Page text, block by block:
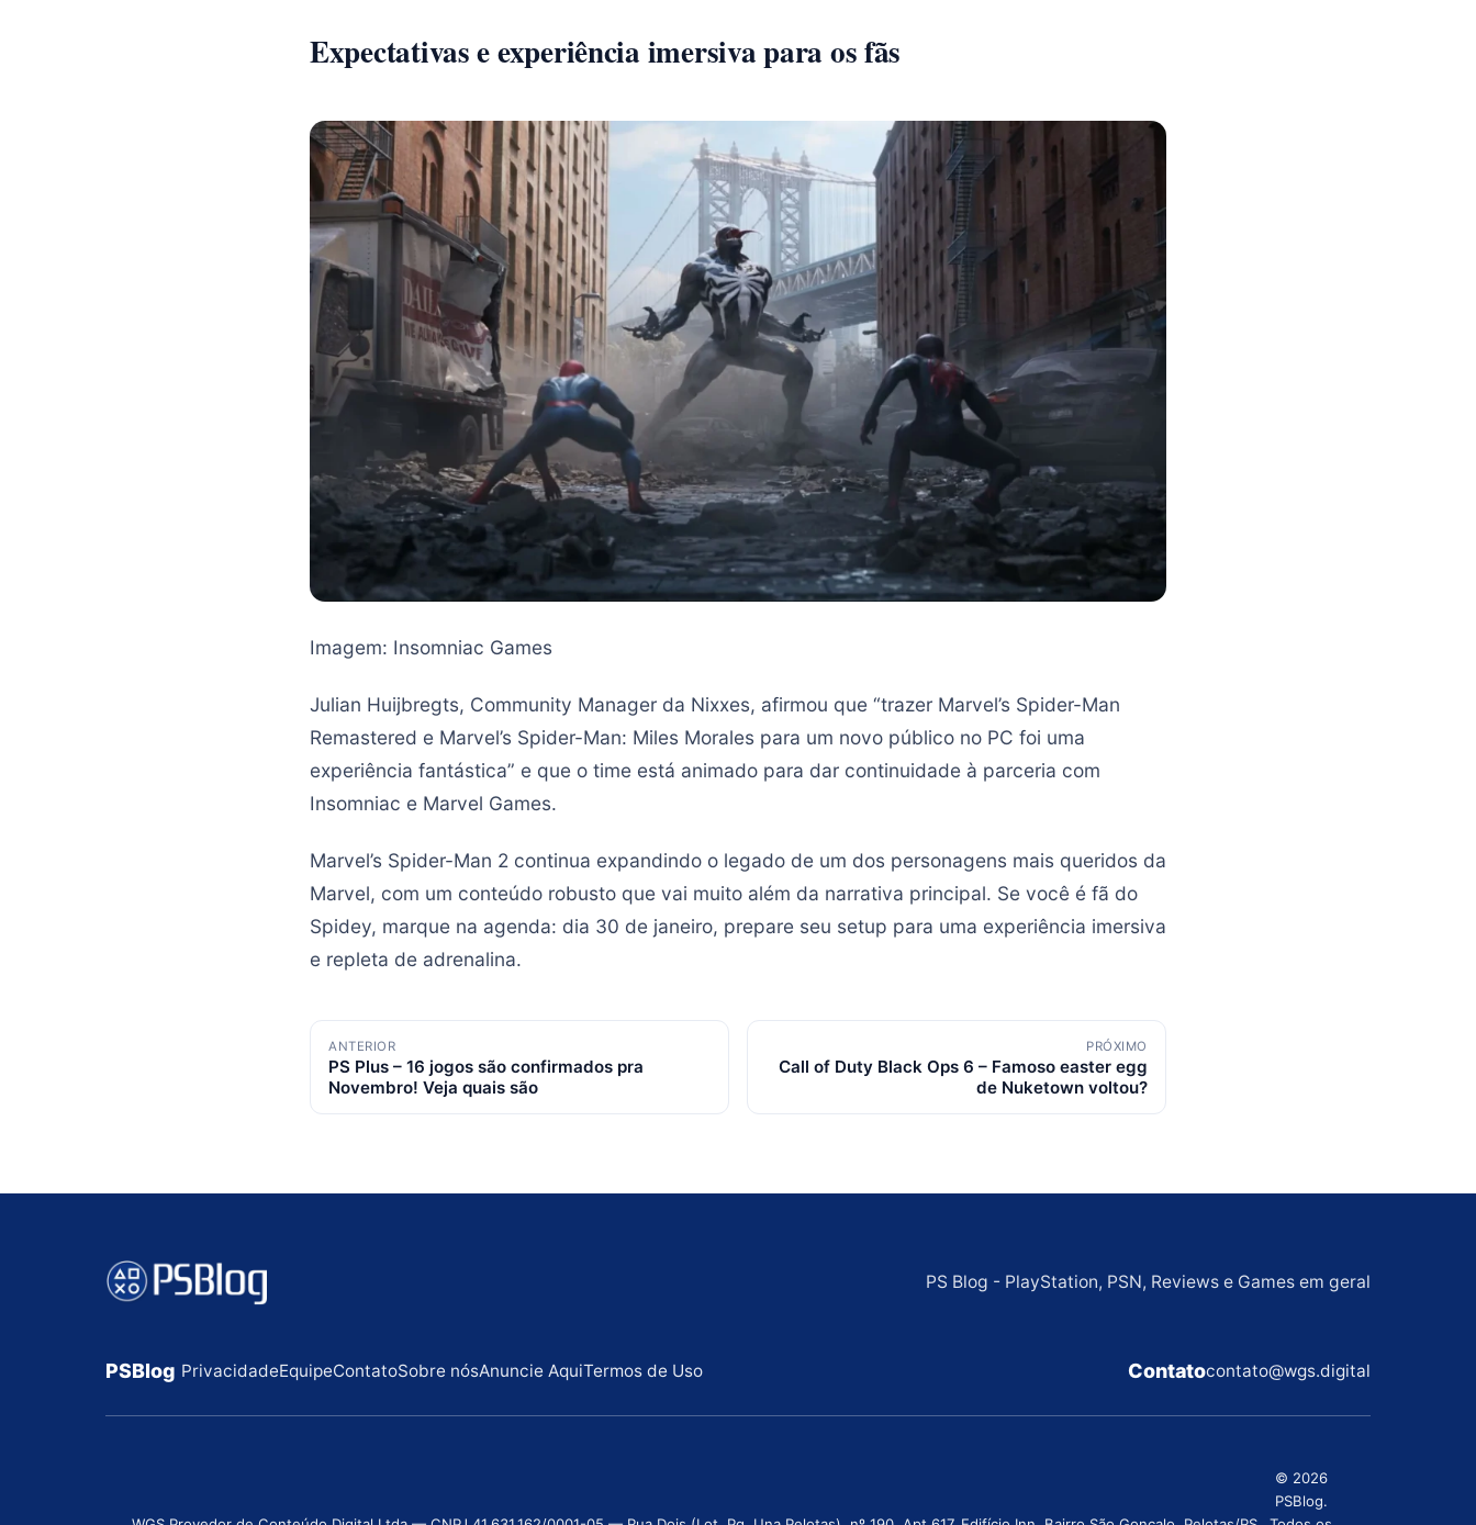
Expectativas e experiência imersiva para os fãs
Imagem: Insomniac Games
Julian Huijbregts, Community Manager da Nixxes, afirmou que “trazer Marvel’s Spider-Man
Remastered e Marvel’s Spider-Man: Miles Morales para um novo público no PC foi uma
experiência fantástica” e que o time está animado para dar continuidade à parceria com
Insomniac e Marvel Games.
Marvel’s Spider-Man 2 continua expandindo o legado de um dos personagens mais queridos da
Marvel, com um conteúdo robusto que vai muito além da narrativa principal. Se você é fã do
Spidey, marque na agenda: dia 30 de janeiro, prepare seu setup para uma experiência imersiva
e repleta de adrenalina.
Navegação
de
posts
ANTERIOR
PS Plus – 16 jogos são confirmados pra
Novembro! Veja quais são
PRÓXIMO
Call of Duty Black Ops 6 – Famoso easter egg
de Nuketown voltou?
PS Blog - PlayStation, PSN, Reviews e Games em geral
PSBlog PrivacidadeEquipeContatoSobre nósAnuncie AquiTermos de Uso Contatocontato@wgs.digital
© 2026
PSBlog.